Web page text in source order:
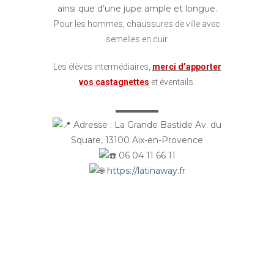
ainsi que d’une jupe ample et longue.
Pour les hommes, chaussures de ville avec
semelles en cuir.
Les élèves intermédiaires, merci d’apporter
vos castagnettes et éventails.
▬▬▬▬▬
Adresse : La Grande Bastide Av. du
Square, 13100 Aix-en-Provence
06 04 11 66 11
https://latinaway.fr